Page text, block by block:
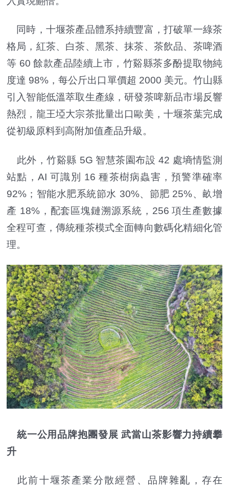
同時，十堰茶產品體系持續豐富，打破單一綠茶
格局，紅茶、白茶、黑茶、抹茶、茶飲品、茶啤酒
等 60 餘款產品陸續上市，竹谿縣茶多酚提取物純
度達 98%，每公斤出口單價超 2000 美元。竹山縣
引入智能低溫萃取生產線，研發茶啤新品市場反響
熱烈，龍王埡大宗茶批量出口歐美，十堰茶葉完成
從初級原料到高附加值產品升級。
此外，竹谿縣 5G 智慧茶園布設 42 處墒情監測
站點，AI 可識別 16 種茶樹病蟲害，預警準確率
92%；智能水肥系統節水 30%、節肥 25%、畝增
產 18%，配套區塊鏈溯源系統，256 項生產數據
全程可查，傳統種茶模式全面轉向數碼化精細化管
理。
統一公用品牌抱團發展 武當山茶影響力持續攀
升
此前十堰茶產業分散經營、品牌雜亂，存在